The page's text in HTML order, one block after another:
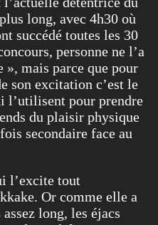
long, avec 4h30 où
succédé toutes les 30
personne ne l’a
mais parce que pour
son excitation c’est le
l’utilisent pour prendre
du plaisir physique
secondaire face au
l’excite tout
Or comme elle a
long, les éjacs